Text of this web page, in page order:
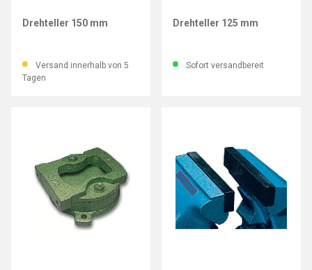
Drehteller 150 mm
Versand innerhalb von 5
Tagen
Drehteller 125 mm
Sofort versandbereit